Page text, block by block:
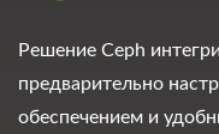
Решение Ceph
предварительно
обеспечением и